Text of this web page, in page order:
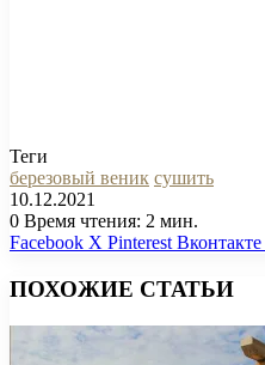
Теги
березовый веник сушить
10.12.2021
0 Время чтения: 2 мин.
Facebook X Pinterest Вконтакте
ПОХОЖИЕ СТАТЬИ